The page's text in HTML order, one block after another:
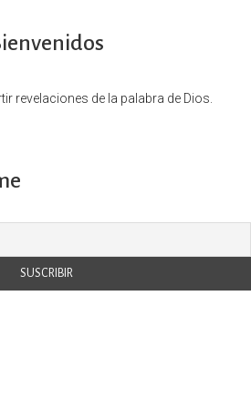
revelaciones de la palabra de Dios.